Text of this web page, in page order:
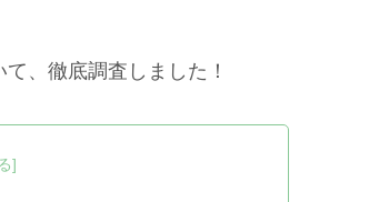
、徹底調査しました！